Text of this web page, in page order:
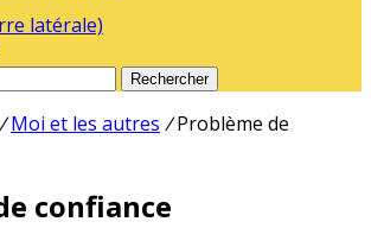
latérale)
Rechercher
/ Moi et les autres / Problème de
confiance